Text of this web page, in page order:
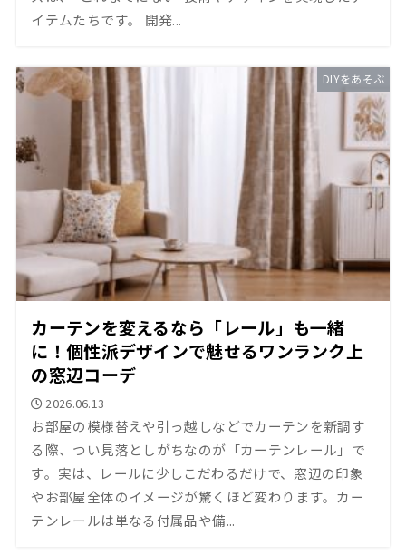
イテムたちです。 開発...
DIYをあそぶ
カーテンを変えるなら「レール」も一緒
に！個性派デザインで魅せるワンランク上
の窓辺コーデ
2026.06.13
お部屋の模様替えや引っ越しなどでカーテンを新調す
る際、つい見落としがちなのが「カーテンレール」で
す。実は、レールに少しこだわるだけで、窓辺の印象
やお部屋全体のイメージが驚くほど変わります。カー
テンレールは単なる付属品や備...